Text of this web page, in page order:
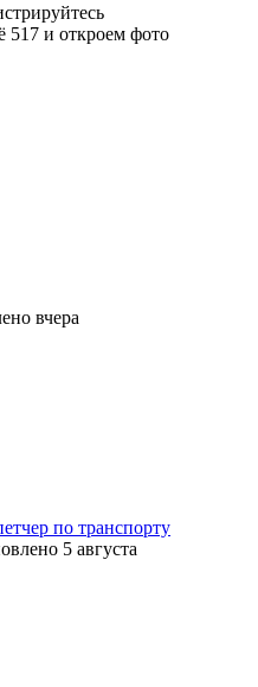
517 и откроем фото
вчера
по транспорту
5 августа